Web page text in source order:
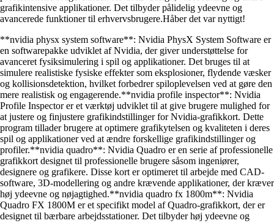
grafikintensive applikationer. Det tilbyder pålidelig ydeevne og
avancerede funktioner til erhvervsbrugere.Håber det var nyttigt!
**nvidia physx system software**: Nvidia PhysX System Software er
en softwarepakke udviklet af Nvidia, der giver understøttelse for
avanceret fysiksimulering i spil og applikationer. Det bruges til at
simulere realistiske fysiske effekter som eksplosioner, flydende væsker
og kollisionsdetektion, hvilket forbedrer spiloplevelsen ved at gøre den
mere realistisk og engagerende.**nvidia profile inspector**: Nvidia
Profile Inspector er et værktøj udviklet til at give brugere mulighed for
at justere og finjustere grafikindstillinger for Nvidia-grafikkort. Dette
program tillader brugere at optimere grafikytelsen og kvaliteten i deres
spil og applikationer ved at ændre forskellige grafikindstillinger og
profiler.**nvidia quadro**: Nvidia Quadro er en serie af professionelle
grafikkort designet til professionelle brugere såsom ingeniører,
designere og grafikere. Disse kort er optimeret til arbejde med CAD-
software, 3D-modellering og andre krævende applikationer, der kræver
høj ydeevne og nøjagtighed.**nvidia quadro fx 1800m**: Nvidia
Quadro FX 1800M er et specifikt model af Quadro-grafikkort, der er
designet til bærbare arbejdsstationer. Det tilbyder høj ydeevne og